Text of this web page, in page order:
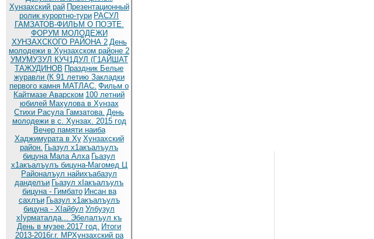
Хунзахский рай Презентационный
ролик курортно-тури РАСУЛ
ГАМЗАТОВ-ФИЛЬМ О ПОЭТЕ.
ФОРУМ МОЛОДЕЖИ
ХУНЗАХСКОГО РАЙОНА 2 День
молодежи в Хунзахском районе 2
УМУМУЗУЛ КУЧ1ДУЛ (Г1АЙШАТ
ТАЖУДИНОВ Праздник Белые
журавли (К 91 летию Закладки
первого камня МАТЛАС. Фильм о
Кайтмазе Аварском 100 летний
юбилей Махулова в Хунзах
Стихи Расула Гамзатова. День
молодежи в с. Хунзах. 2015 год
Вечер памяти наиба
Хаджимурата в Ху Хунзахский
район. Гьазул х1акъалъулъ
бицуна Мала Алха Гьазул
х1акъалъулъ бицуна-Магомед Ц
Районалъул найихъабазул
данделъи Гьазул хIакъалъулъ
бицуна - Гимбато Инсан ва
сахлъи Гьазул х1акъалъулъ
бицуна - ХIайбул Улбузул
хIурматалда... Эбелалъул къ
День в музее.2017 год. Итоги
2013-2016г.г. МРХунзахский ра